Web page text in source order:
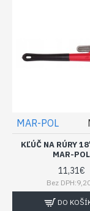
MAR-POL
KĽÚČ NA RÚRY
MAR-POL
11,31€
Bez
DO